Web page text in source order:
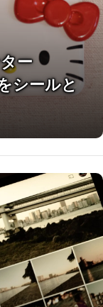
ー
シールと